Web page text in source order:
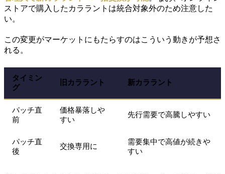
ストアで購入したカララントは統合対象外のため注意した
い。
この変更がマーケットにもたらすのはこういう動きが予想さ
れる。
タイミン
グ
旧カララント 新カララント
パッチ直
前
価格暴落しや
すい
先行需要で高騰しやすい
パッチ直
後
交換専用に
需要集中で高値が続きや
すい